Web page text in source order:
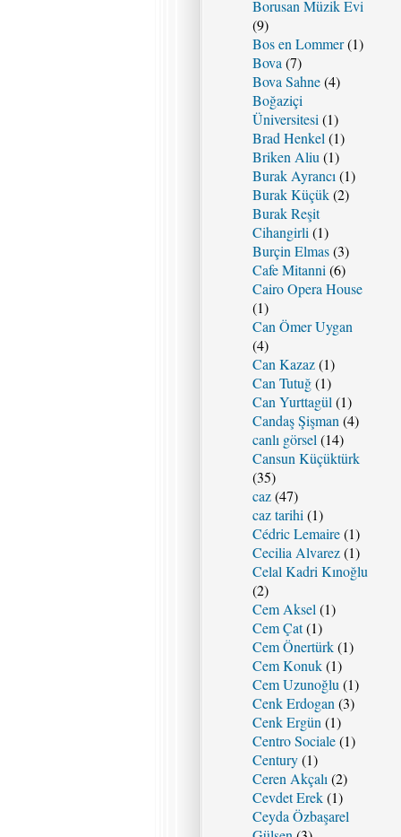
Borusan Müzik Evi
(9)
Bos en Lommer(1)
Bova (7)
Bova Sahne(4)
Boğaziçi
Üniversitesi (1)
Brad Henkel (1)
Briken Aliu (1)
Burak Ayrancı (1)
Burak Küçük(2)
Burak Reşit
Cihangirli (1)
Burçin Elmas(3)
Cafe Mitanni (6)
Cairo Opera House
(1)
Can Ömer Uygan
(4)
Can Kazaz(1)
Can Tutuğ(1)
Can Yurttagül (1)
Candaş Şişman (4)
canlı görsel (14)
Cansun Küçüktürk
(35)
caz(47)
caz tarihi (1)
Cédric Lemaire(1)
Cecilia Alvarez(1)
Celal Kadri Kınoğlu
(2)
Cem Aksel (1)
Cem Çat(1)
Cem Önertürk(1)
Cem Konuk(1)
Cem Uzunoğlu (1)
Cenk Erdogan (3)
Cenk Ergün (1)
Centro Sociale(1)
Century(1)
Ceren Akçalı (2)
Cevdet Erek(1)
Ceyda Özbaşarel